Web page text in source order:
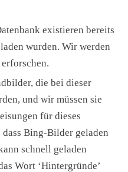
existieren bereits
wurden. Wir werden
die bei dieser
und wir müssen sie
für dieses
Bing-Bilder geladen
schnell geladen
Wort ‘Hintergründe’